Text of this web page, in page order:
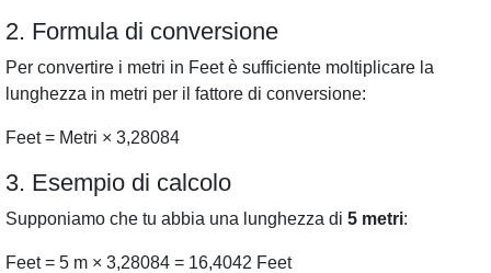
2. Formula di conversione
Per convertire i metri in Feet è sufficiente moltiplicare la
lunghezza in metri per il fattore di conversione:
Feet = Metri × 3,28084
3. Esempio di calcolo
Supponiamo che tu abbia una lunghezza di 5 metri:
Feet = 5 m × 3,28084 = 16,4042 Feet